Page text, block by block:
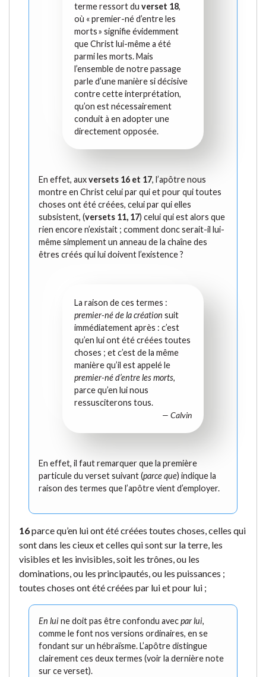
terme ressort du verset 18,
où « premier-né d’entre les
morts » signifie évidemment
que Christ lui-même a été
parmi les morts. Mais
l’ensemble de notre passage
parle d’une manière si décisive
contre cette interprétation,
qu’on est nécessairement
conduit à en adopter une
directement opposée.
En effet, auxversets 16 et 17, l’apôtre nous
montre en Christ celui par qui et pour qui toutes
choses ont été créées, celui par qui elles
subsistent, (versets 11, 17) celui qui est alors que
rien encore n’existait ; comment donc serait-il lui-
même simplement un anneau de la chaîne des
êtres créés qui lui doivent l’existence ?
La raison de ces termes :
premier-né de la création suit
immédiatement après : c’est
qu’en lui ont été créées toutes
choses ; et c’est de la même
manière qu’il est appelé le
premier-né d’entre les morts,
parce qu’en lui nous
ressusciterons tous.
— Calvin
En effet, il faut remarquer que la première
particule du verset suivant (parce que) indique la
raison des termes que l’apôtre vient d’employer.
16parce qu’en lui ont été créées toutes choses, celles qui
sont dans les cieux et celles qui sont sur la terre, les
visibles et les invisibles, soit les trônes, ou les
dominations, ou les principautés, ou les puissances ;
toutes choses ont été créées par lui et pour lui ;
En luine doit pas être confondu avecpar lui,
comme le font nos versions ordinaires, en se
fondant sur un hébraïsme. L’apôtre distingue
clairement ces deux termes (voir la dernière note
sur ce verset).